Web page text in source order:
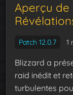
Aperçu de
Patch 12.0.7 1
Blizzard a
raid inédit et
turbulentes